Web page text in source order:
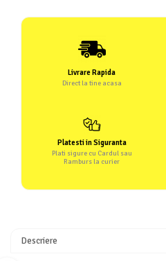
Livrare Rapida
Direct la tine acasa
Platesti in Siguranta
Plati sigure cu Cardul sau
Ramburs la curier
Descriere